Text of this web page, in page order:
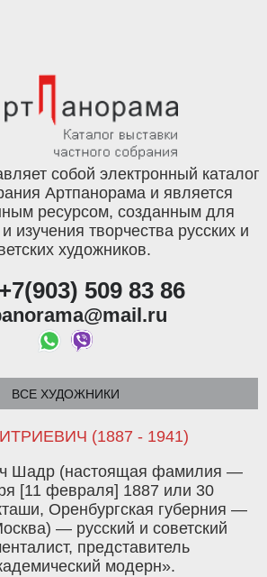
собой электронный каталог
Артпанорама и является
ресурсом, созданным для
изучения творчества русских и
художников.
509 83 86
ВСЕ ХУДОЖНИКИ
(1887 - 1941)
Шадр (настоящая фамилия —
[11 февраля] 1887 или 30
Оренбургская губерния —
— русский и советский
представитель
модерн».